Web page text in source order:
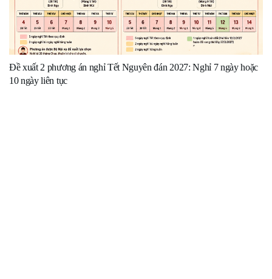
Đề xuất 2 phương án nghỉ Tết Nguyên đán 2027: Nghỉ 7 ngày hoặc
10 ngày liên tục